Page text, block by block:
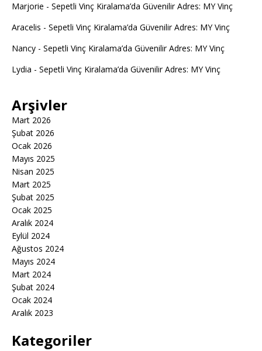
Marjorie - Sepetli Vinç Kiralama’da Güvenilir Adres: MY Vinç
Aracelis - Sepetli Vinç Kiralama’da Güvenilir Adres: MY Vinç
Nancy - Sepetli Vinç Kiralama’da Güvenilir Adres: MY Vinç
Lydia - Sepetli Vinç Kiralama’da Güvenilir Adres: MY Vinç
Arşivler
Mart 2026
Şubat 2026
Ocak 2026
Mayıs 2025
Nisan 2025
Mart 2025
Şubat 2025
Ocak 2025
Aralık 2024
Eylül 2024
Ağustos 2024
Mayıs 2024
Mart 2024
Şubat 2024
Ocak 2024
Aralık 2023
Kategoriler